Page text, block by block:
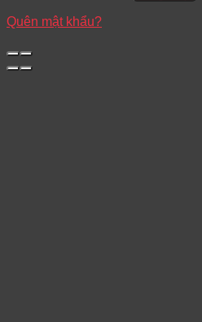
Quên mật khẩu?